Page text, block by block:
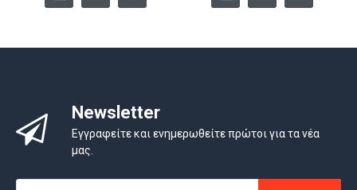
ταχεία επανεπιθηλιοποίηση και στον σχηματισμό
κοκκιώδους ιστού.
9. Μειώνει στο ήμισυ το χρόνο παραμονής του ασθενούς
Newsletter
Εγγραφείτε και ενημερωθείτε πρώτοι για τα νέα
μας.